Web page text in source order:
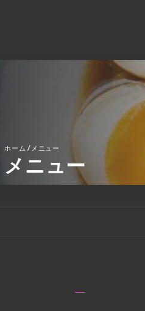
ホーム/ メニュー
メニュー